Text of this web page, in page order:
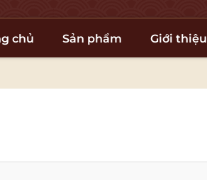
chủ Sản phẩm Giới thiệu